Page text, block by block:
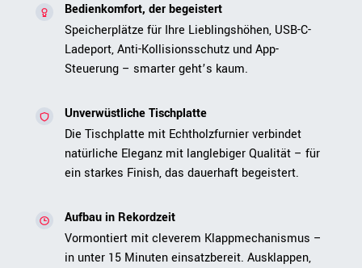
Bedienkomfort, der begeistert
Speicherplätze für Ihre Lieblingshöhen, USB-C-
Ladeport, Anti-Kollisionsschutz und App-
Steuerung – smarter geht’s kaum.
Unverwüstliche Tischplatte
Die Tischplatte mit Echtholzfurnier verbindet
natürliche Eleganz mit langlebiger Qualität – für
ein starkes Finish, das dauerhaft begeistert.
Aufbau in Rekordzeit
Vormontiert mit cleverem Klappmechanismus –
in unter 15 Minuten einsatzbereit. Ausklappen,